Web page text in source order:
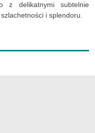
z delikatnymi subtelnie
i splendoru.